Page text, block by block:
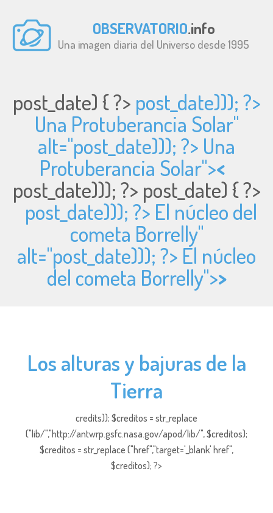
OBSERVATORIO.info
Una imagen diaria del Universo desde 1995
post_date) { ?> post_date))); ?>
Una Protuberancia Solar"
alt="post_date))); ?> Una
Protuberancia Solar"><
post_date))); ?> post_date) { ?>
post_date))); ?> El núcleo del
cometa Borrelly"
alt="post_date))); ?> El núcleo
del cometa Borrelly">>
Los alturas y bajuras de la
Tierra
credits)); $creditos = str_replace
("lib/","http://antwrp.gsfc.nasa.gov/apod/lib/", $creditos);
$creditos = str_replace ("href","target='_blank' href",
$creditos); ?>